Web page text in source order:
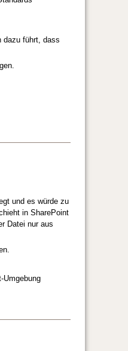
dazu führt, dass
und es würde zu
in SharePoint
Datei nur aus
Umgebung